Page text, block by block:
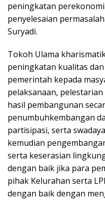
peningkatan
penyelesaian
Suryadi.
Tokoh Ulama
peningkatan kualitas
pemerintah kepada
pelaksanaan,
hasil pembangunan
penumbuhkembangan
partisipasi, serta
kemudian
serta keserasian
dengan baik jika para
pihak Kelurahan serta
dengan baik dengan